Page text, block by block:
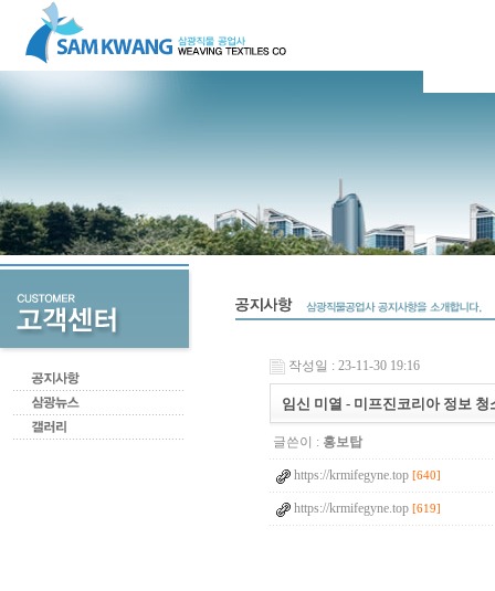
작성일 : 23-11-30 19:16
임신 미열 - 미프진코리아 정보
글쓴이 : 홍보탑
https://krmifegyne.top [640]
https://krmifegyne.top [619]